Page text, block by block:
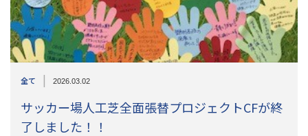
全て | 2026.03.02
サッカー場人工芝全面張替プロジェクトCFが終
了しました！！